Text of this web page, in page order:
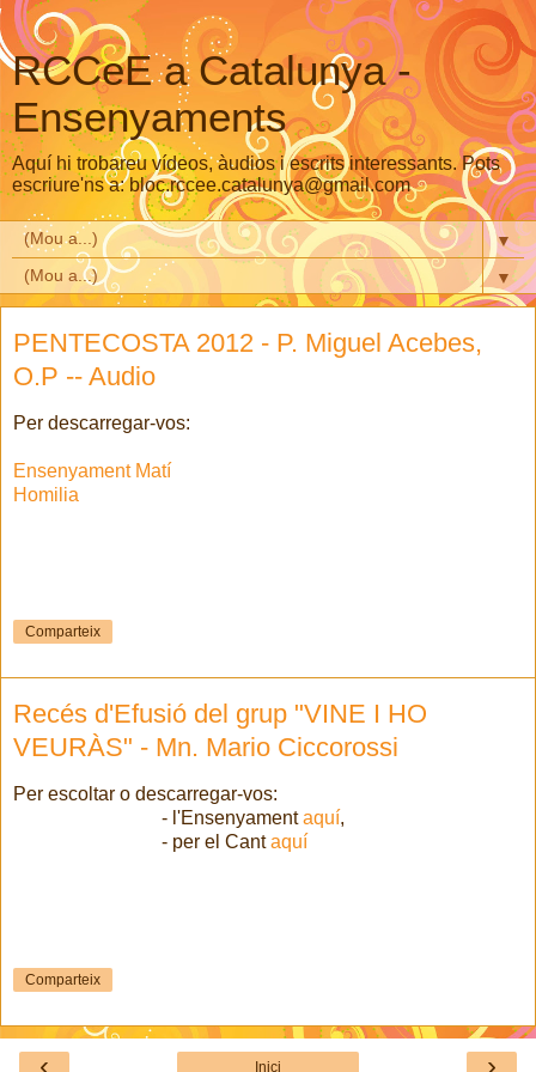
RCCeE a Catalunya -
Ensenyaments
Aquí hi trobareu vídeos, àudios i escrits interessants. Pots
escriure'ns a: bloc.rccee.catalunya@gmail.com
▼
▼
PENTECOSTA 2012 - P. Miguel Acebes,
O.P -- Audio
Per descarregar-vos:
Ensenyament Matí
Homilia
Comparteix
Recés d'Efusió del grup "VINE I HO
VEURÀS" - Mn. Mario Ciccorossi
Per escoltar o descarregar-vos:
- l'Ensenyamentaquí,
- per el Cantaquí
Comparteix
‹ ›
Inici